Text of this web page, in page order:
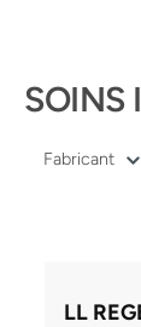
SOINS
Fabricant
LL